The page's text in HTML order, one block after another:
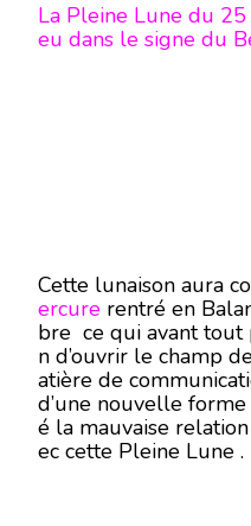
La Pleine Lune du
eu dans le signe du
Cette lunaison aura
ercure rentré en
bre ce qui avant tout
n d’ouvrir le champ
atière de
d’une nouvelle
é la mauvaise
ec cette Pleine Lune .